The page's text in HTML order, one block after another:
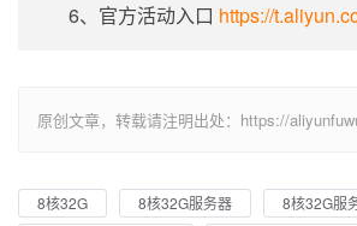
6、官方活动入口 https://
原创文章，转载请注明出处：https://
8核32G 8核32G服务器
8核32G服